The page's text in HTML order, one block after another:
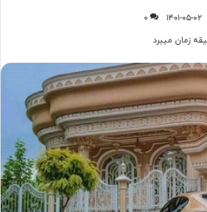
۱۴۰۱-۰۵-۰۲
۰